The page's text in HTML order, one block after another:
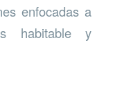
enfocadas a
habitable y